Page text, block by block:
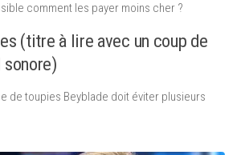
comment les payer moins cher ?
(titre à lire avec un coup de
sonore)
de toupies Beyblade doit éviter plusieurs